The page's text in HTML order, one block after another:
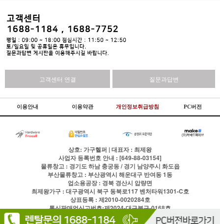
고객센터 연결 질문과답변
이용안내 이용약관 개인정보취급방침 PC버전
상호: 가구헬퍼 | 대표자 : 최제왕
사업자 등록번호 안내 : [649-88-03154]
물류창고 : 경기도 하남 충궁동 / 경기 남양주시 화도읍
부산물류창고 : 부산광역시 해운대구 반여동 1동
업소용공장 : 경북 경산시 압량면
최제왕가구 : 대구광역시 북구 동북로117 벤처타워1301-C호
상표등록 : 제2010-0020284호
통신판매업신고번호:제2024-대구북구-0168호
전화1688-1184팩스